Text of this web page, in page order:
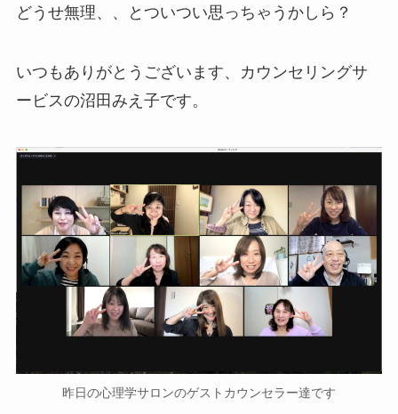
どうせ無理、、とついつい思っちゃうかしら？
いつもありがとうございます、カウンセリングサ
ービスの沼田みえ子です。
昨日の心理学サロンのゲストカウンセラー達です